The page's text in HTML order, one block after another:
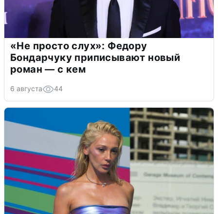
«Не просто слух»: Федору
Бондарчуку приписывают новый
роман — с кем
6 августа 44